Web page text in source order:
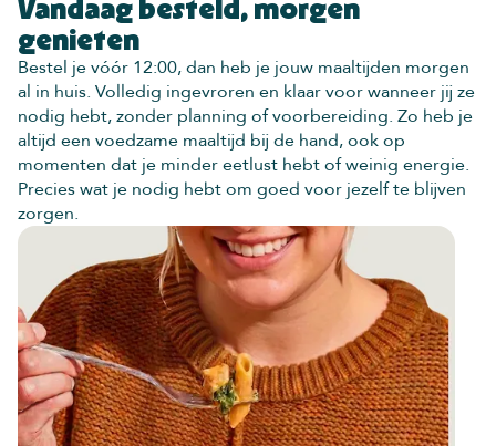
Vandaag besteld, morgen
genieten
Bestel je vóór 12:00, dan heb je jouw maaltijden morgen
al in huis. Volledig ingevroren en klaar voor wanneer jij ze
nodig hebt, zonder planning of voorbereiding. Zo heb je
altijd een voedzame maaltijd bij de hand, ook op
momenten dat je minder eetlust hebt of weinig energie.
Precies wat je nodig hebt om goed voor jezelf te blijven
zorgen.